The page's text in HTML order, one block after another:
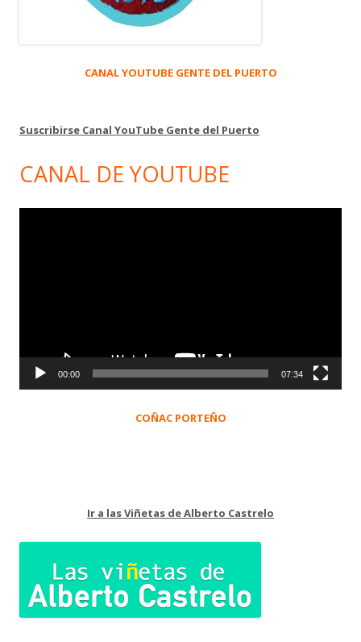
CANAL YOUTUBE GENTE DEL PUERTO
Suscribirse Canal YouTube Gente del Puerto
CANAL DE YOUTUBE
00:00 07:34
COÑAC PORTEÑO
Ir a las Viñetas de Alberto Castrelo